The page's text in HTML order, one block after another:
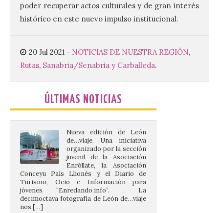
poder recuperar actos culturales y de gran interés
histórico en este nuevo impulso institucional.
20 Jul 2021 - NOTICIAS DE NUESTRA REGIÓN,
Rutas, Sanabria/Senabria y Carballeda.
ÚLTIMAS NOTICIAS
La decimoctava fotografía
Parlamento Europeo en
Estrasburgo.
7 Ago 2026
Nueva edición de León
de…viaje. Una iniciativa
organizado por la sección
juvenil de la Asociación
Enróllate, la Asociación
Conceyu País Llionés y el Diario de
Turismo, Ocio e Información para
jóvenes “Enredando.info”. . La
decimoctava fotografía de León de…viaje
nos […]